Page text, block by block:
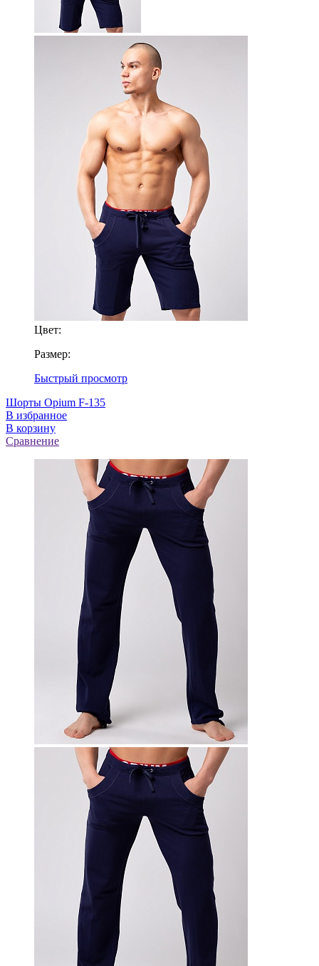
Цвет:
Размер:
Быстрый просмотр
Шорты Opium F-135
В избранное
В корзину
Сравнение